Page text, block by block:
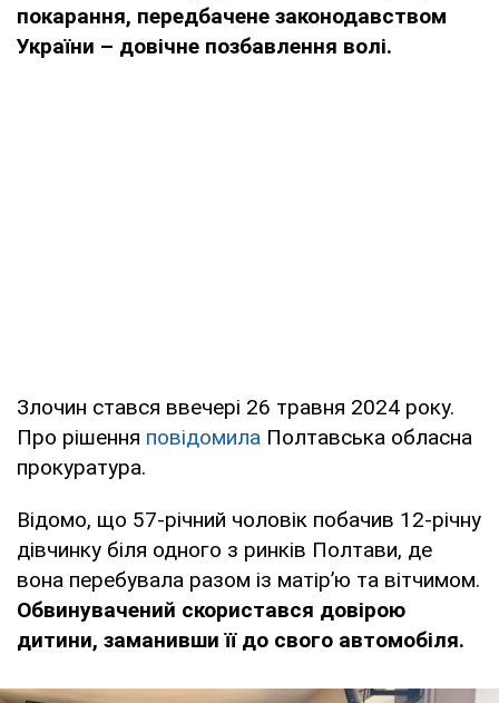
покарання, передбачене законодавством
України – довічне позбавлення волі.
Злочин стався ввечері 26 травня 2024 року.
Про рішення повідомила Полтавська обласна
прокуратура.
Відомо, що 57-річний чоловік побачив 12-річну
дівчинку біля одного з ринків Полтави, де
вона перебувала разом із матір’ю та вітчимом.
Обвинувачений скористався довірою
дитини, заманивши її до свого автомобіля.